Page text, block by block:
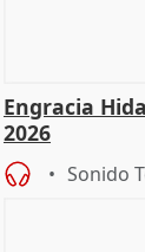
Engracia
2026
Sonido